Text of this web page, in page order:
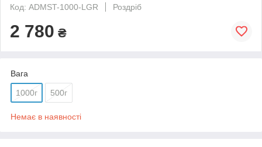
Код: ADMST-1000-LGR
Роздріб
2 780 ₴
Вага
1000г 500г
Немає в наявності